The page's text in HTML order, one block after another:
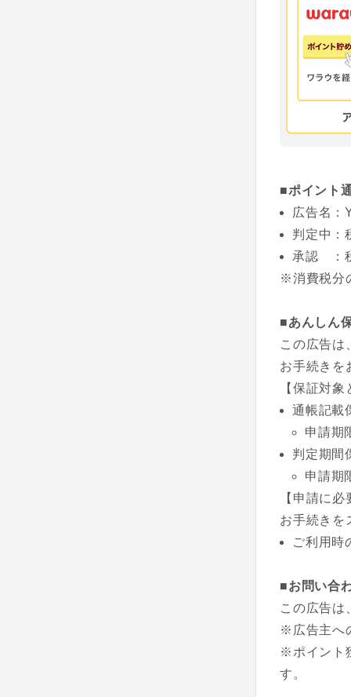
■ポイント
広告名：
判定中：
承認 ：
※消費税分
■あんしん
この広告は
お手続きを
【保証対
通帳記載
申請期
判定期間
申請期
【申請に
お手続きを
ご利用時
■お問い合
この広告は
※広告主へ
※ポイント
す。